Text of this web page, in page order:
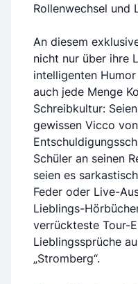
Rollenwechsel und
An diesem
nicht nur über ihre
intelligenten
auch jede Menge
Schreibkultur:
gewissen Vicco
Schüler an seinen
seien es
Feder oder Live-
Lieblings-
verrückteste Tour-
Lieblingssprüche
„Stromberg“.